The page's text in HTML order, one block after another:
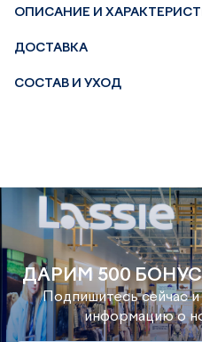
ОПИСАНИЕ И
ДОСТАВКА
СОСТАВ И УХОД
ДАРИМ 500
Подпишитесь сейчас и
информацию о